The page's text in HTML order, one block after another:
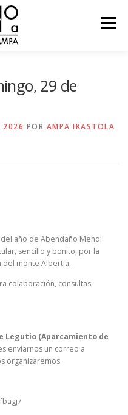
Menú
29 de
2026 POR AMPA IKASTOLA
año de Abendaño Mendi
sencillo y bonito, por la
del monte Albertia.
colaboración, consultas,
Legutio (Aparcamiento de
enviarnos un correo a
organizaremos.